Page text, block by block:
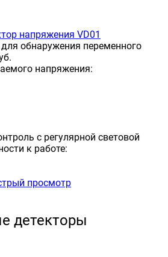
напряжения VD01
обнаружения переменного
напряжения:
с регулярной световой
к работе:
просмотр
детекторы